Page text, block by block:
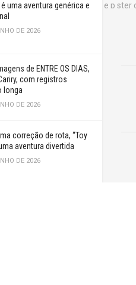
é uma aventura genérica e
DE 2026
de ENTRE OS DIAS,
com registros
longa
DE 2026
correção de rota, “Toy
aventura divertida
DE 2026